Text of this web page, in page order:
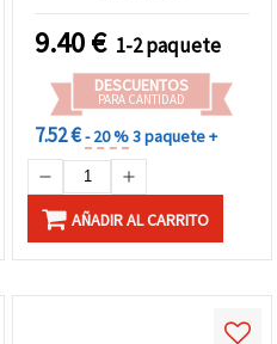
mm, para manualidades y
scrapbooking
9.40€ 1-2 paquete
DESCUENTOS
PARA CANTIDAD
7.52 €- 20 %3 paquete +
AÑADIR AL CARRITO